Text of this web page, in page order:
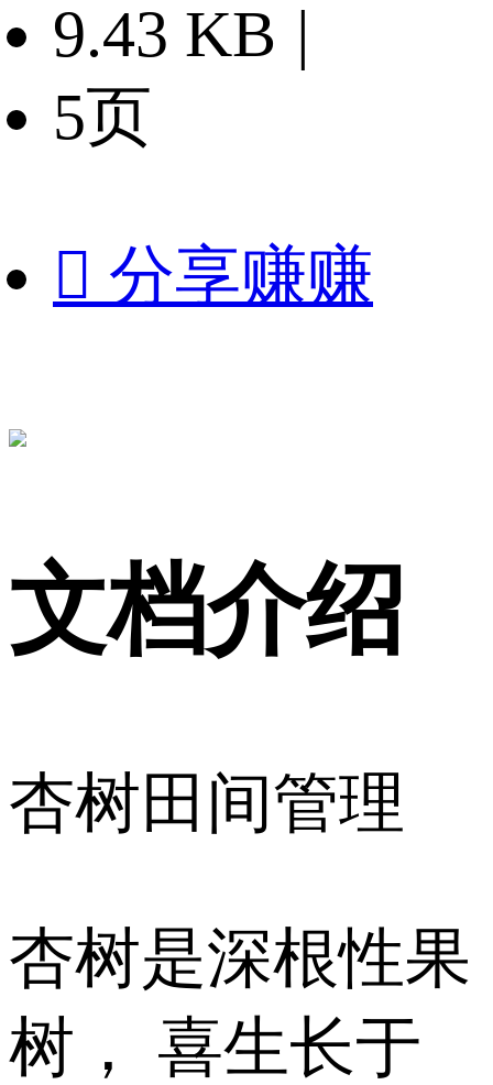
9.43 KB |
5页
 分享赚赚
文档介绍
杏树田间管理
杏树是深根性果
树， 喜生长于